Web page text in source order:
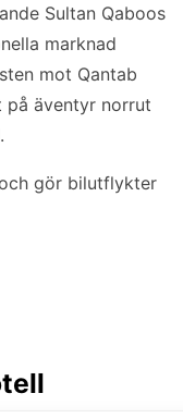
Sultan Qaboos
marknad
mot Qantab
äventyr norrut
gör bilutflykter